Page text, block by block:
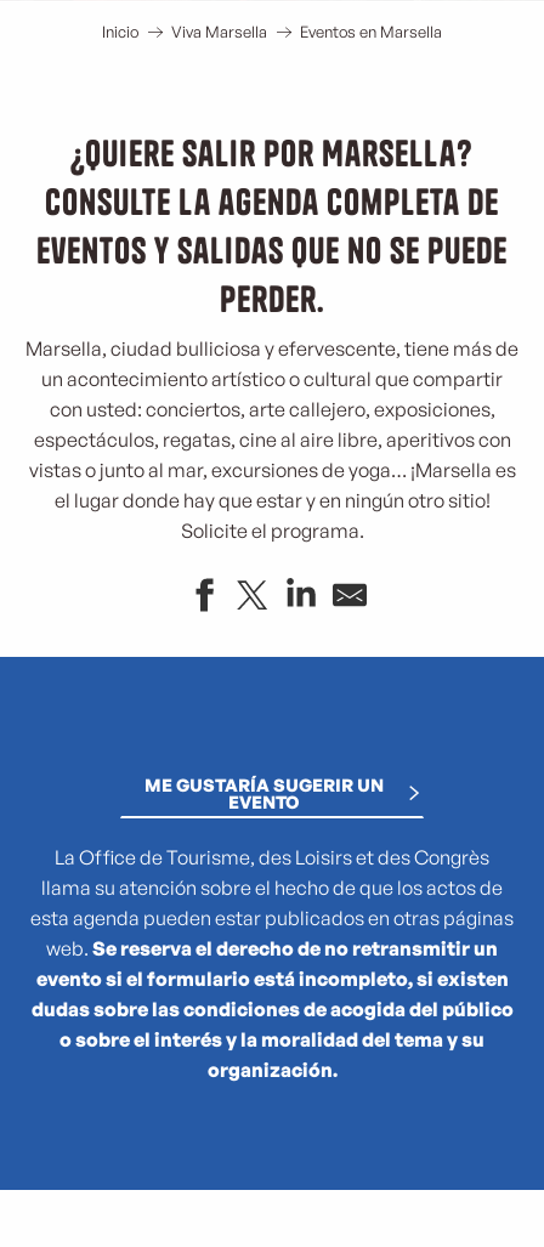
Inicio Viva Marsella Eventos en Marsella
¿Quiere salir por Marsella?
Consulte la agenda completa de
eventos y salidas que no se puede
perder.
Marsella, ciudad bulliciosa y efervescente, tiene más de
un acontecimiento artístico o cultural que compartir
con usted: conciertos, arte callejero, exposiciones,
espectáculos, regatas, cine al aire libre, aperitivos con
vistas o junto al mar, excursiones de yoga… ¡Marsella es
el lugar donde hay que estar y en ningún otro sitio!
Solicite el programa.
1936-2026 : 90 ans du Front populaire
27e Festival National de Théâtre Amateur de Marseille
3 pM - 3 petits Moments
35e Juri's Cup
47TER
47e édition de la course Marseille - Cassis AG2R La
4ème édition du Sunset Live aux Terrasses du Port
6 + (1+1+1) / Morellet mis à neuf
ME GUSTARÍA SUGERIR UN
EVENTO
La Office de Tourisme, des Loisirs et des Congrès
llama su atención sobre el hecho de que los actos de
esta agenda pueden estar publicados en otras páginas
web. Se reserva el derecho de no retransmitir un
evento si el formulario está incompleto, si existen
dudas sobre las condiciones de acogida del público
o sobre el interés y la moralidad del tema y su
organización.